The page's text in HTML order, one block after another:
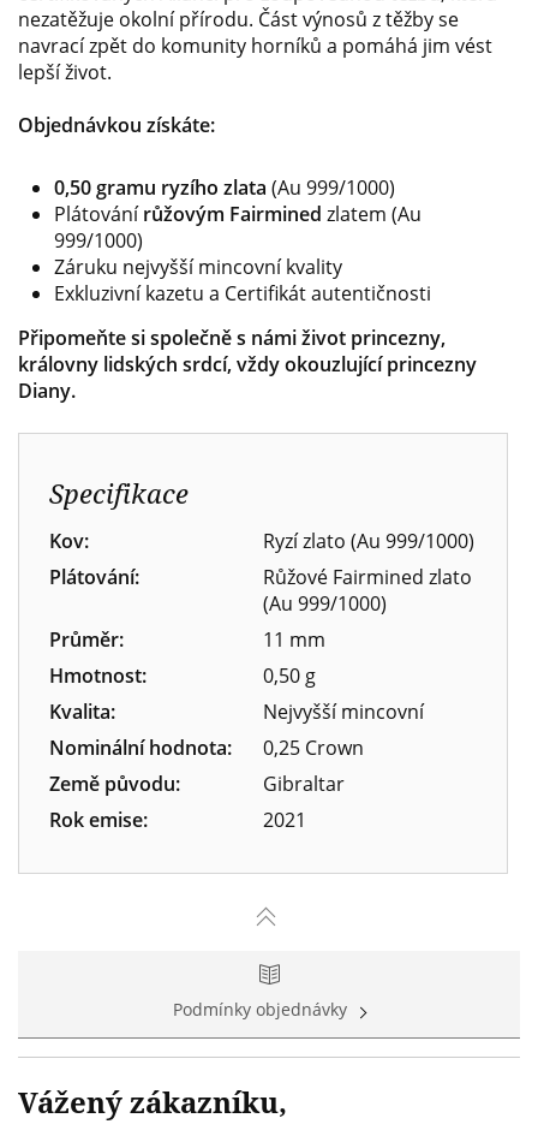
nezatěžuje okolní přírodu. Část výnosů z těžby se
navrací zpět do komunity horníků a pomáhá jim vést
lepší život.
Objednávkou získáte:
0,50 gramu ryzího zlata (Au 999/1000)
Plátovánírůžovým Fairmined zlatem (Au
999/1000)
Záruku nejvyšší mincovní kvality
Exkluzivní kazetu a Certifikát autentičnosti
Připomeňte si společně s námi život princezny,
královny lidských srdcí, vždy okouzlující princezny
Diany.
Specifikace
Kov:
Ryzí zlato (Au 999/1000)
Plátování:
Růžové Fairmined zlato
(Au 999/1000)
Průměr:
11 mm
Hmotnost:
0,50 g
Kvalita:
Nejvyšší mincovní
Nominální hodnota:
0,25 Crown
Země původu:
Gibraltar
Rok emise:
2021
Podmínky objednávky
Vážený zákazníku,